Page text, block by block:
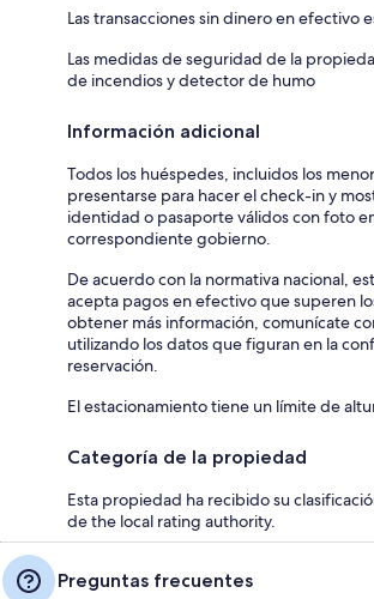
Las transacciones sin dinero en efectivo
Las medidas de seguridad de la
de incendios y detector de humo
Información adicional
Todos los huéspedes, incluidos los
presentarse para hacer el check-in y
identidad o pasaporte válidos con foto
correspondiente gobierno.
De acuerdo con la normativa nacional,
acepta pagos en efectivo que superen
obtener más información, comunícate
utilizando los datos que figuran en la
reservación.
El estacionamiento tiene un límite de
Categoría de la propiedad
Esta propiedad ha recibido su
de the local rating authority.
Preguntas frecuentes